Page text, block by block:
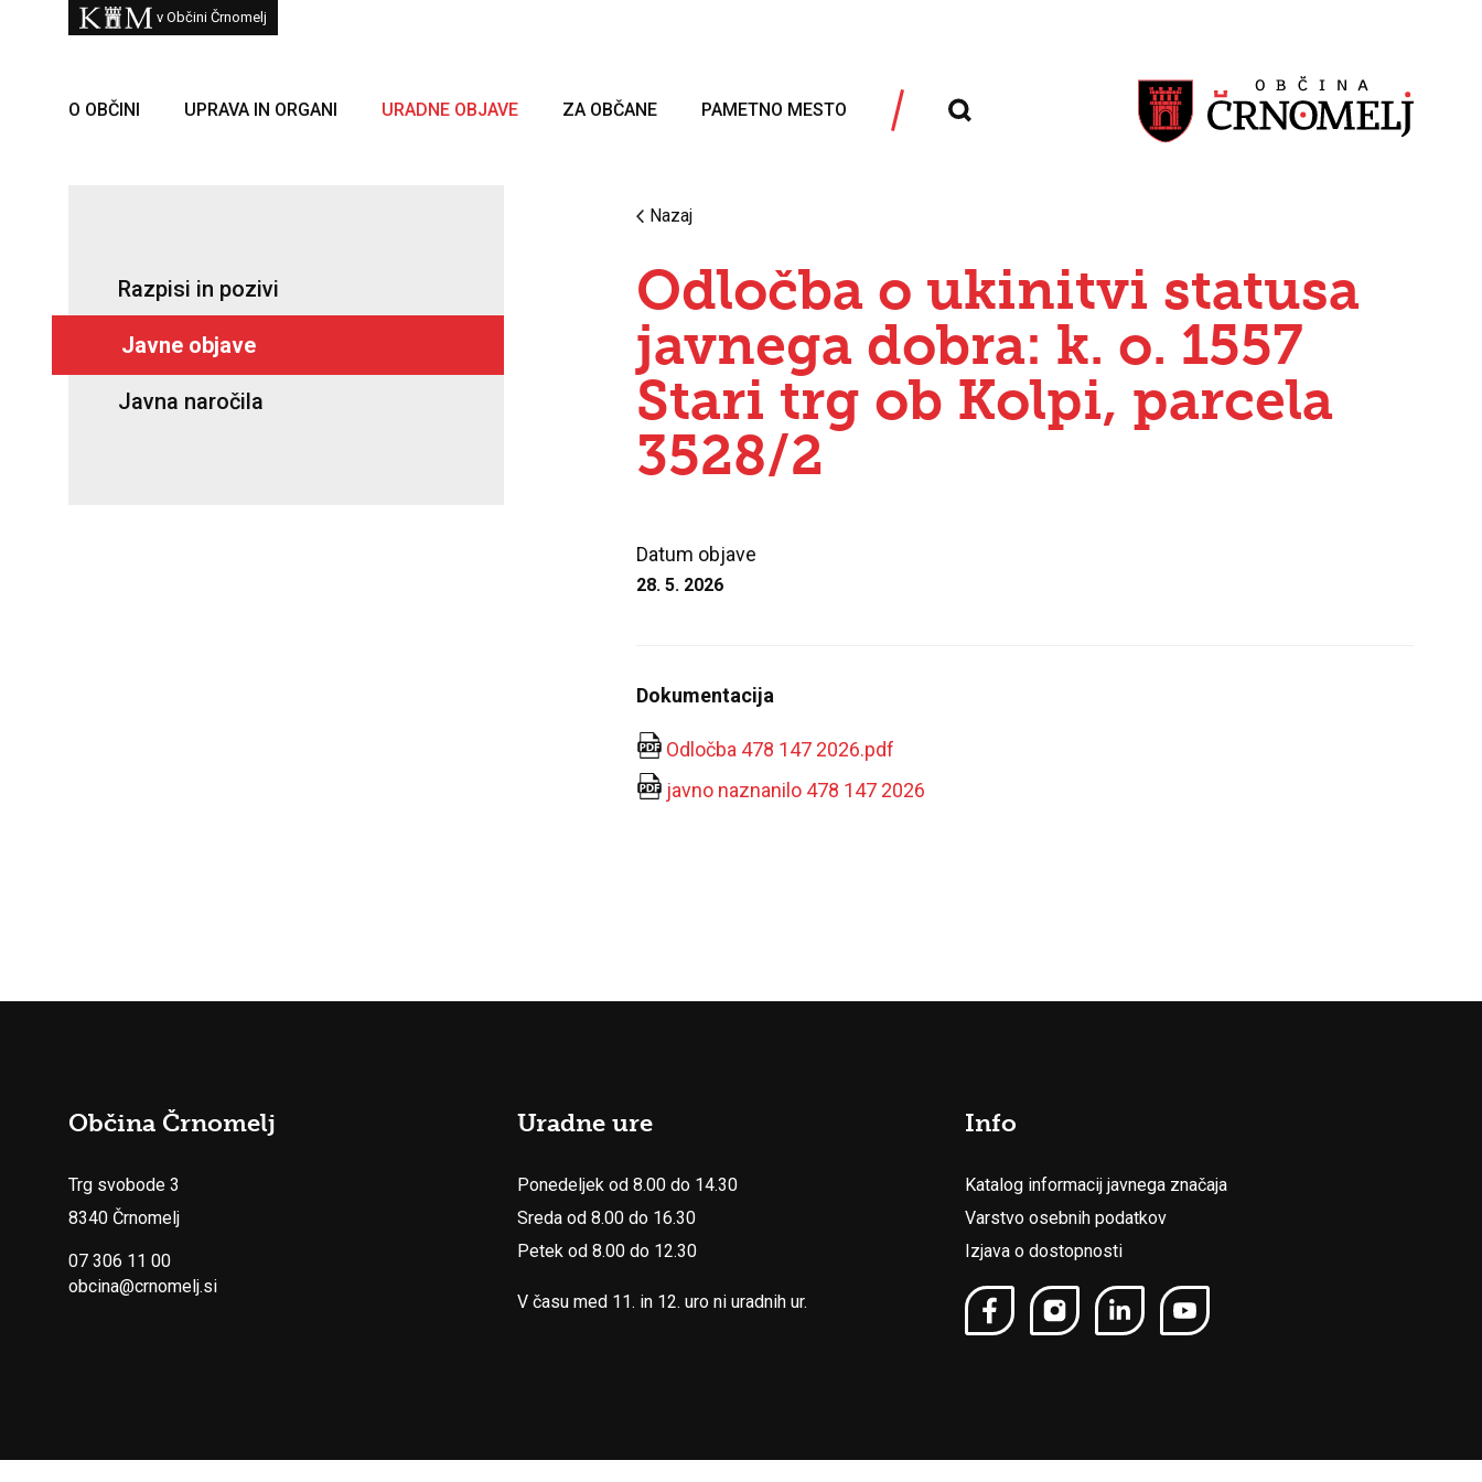
Skoči na vsebino Kam
v Občini Črnomelj
O OBČINI UPRAVA IN ORGANI URADNE OBJAVE ZA OBČANE PAMETNO MESTO
Razpisi in pozivi
Javne objave
Javna naročila
Nazaj
Odločba o ukinitvi statusa
javnega dobra: k. o. 1557
Stari trg ob Kolpi, parcela
3528/2
Datum objave
28. 5. 2026
Dokumentacija
Odločba 478 147 2026.pdf
javno naznanilo 478 147 2026
Občina Črnomelj
Trg svobode 3
8340 Črnomelj
07 306 11 00
obcina@crnomelj.si
Uradne ure
Ponedeljek od 8.00 do 14.30
Sreda od 8.00 do 16.30
Petek od 8.00 do 12.30
V času med 11. in 12. uro ni uradnih ur.
Info
Katalog informacij javnega značaja
Varstvo osebnih podatkov
Izjava o dostopnosti